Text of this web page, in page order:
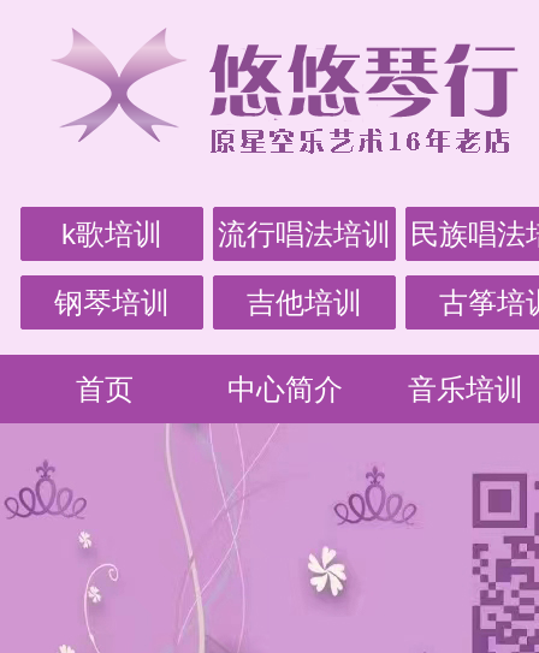
k歌培训 流行唱法培训 民族唱法
钢琴培训 吉他培训 古筝培
首页 中心简介 音乐培训